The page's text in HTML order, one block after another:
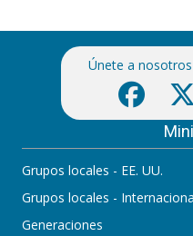
Únete a
Grupos locales - EE. UU.
Grupos locales -
Generaciones